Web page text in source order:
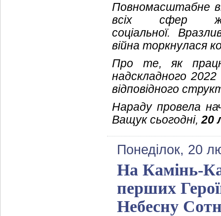
Повномасштабне
всіх сфер
соціальної.
війна торкнулася
Про те, як
надскладного 2022
відповідного
Нараду провела
Ващук сьогодні, 20
Понеділок, 20
На Камінь-
перших
Небесну